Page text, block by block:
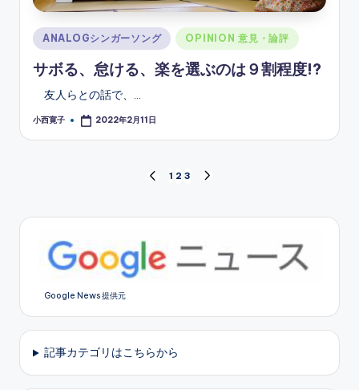
Posted
in
ANALOGシンガーソング OPINION 意見・論評
サボる、怠ける、楽を選ぶのは９割程度!?
友人らとの話で、…
Posted
小西寛子 2022年2月11日
稿
ー
ジ
送
PREVIOUS
1 2 3
Google News 提供元
記事カテゴリはこちらから